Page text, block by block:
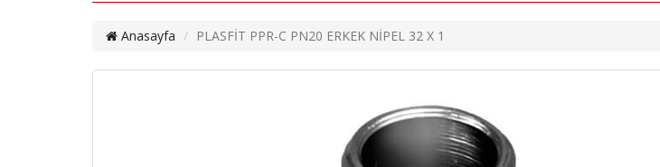
Anasayfa PLASFİT PPR-C PN20 ERKEK NİPEL 32 X 1